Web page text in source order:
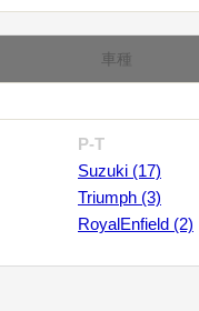
車種
P-T
Suzuki (17)
Triumph (3)
RoyalEnfield (2)